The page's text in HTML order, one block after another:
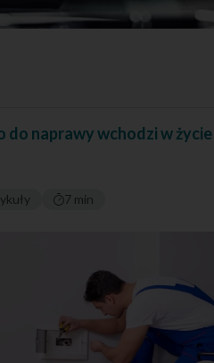
do naprawy wchodzi w życie
7 min